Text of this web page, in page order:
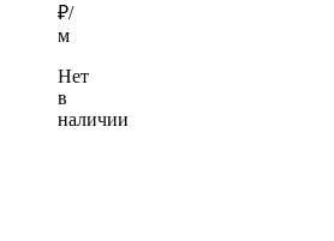
₽/
м
Нет
в
наличии